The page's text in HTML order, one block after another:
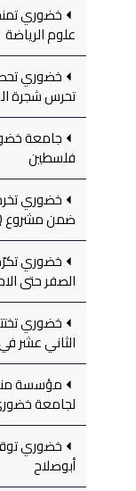
خضوري
علوم الرياضة
خضوري
تحرس شجرة
جامعة
فلسطين
خضوري
ضمن مشروع TVETCQ
خضوري
الصفر حتى
خضوري
الثاني عشر في
مؤسسة
لجامعة
خضوري
أبوصلاح